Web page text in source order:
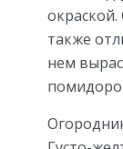
также
нем